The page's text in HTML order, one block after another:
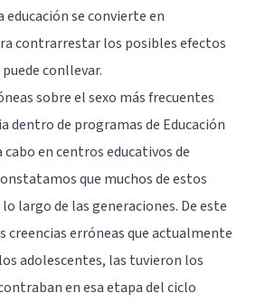
educación se convierte en
contrarrestar los posibles efectos
conllevar.
sobre el sexo más frecuentes
dentro de programas de Educación
cabo en centros educativos de
que muchos de estos
largo de las generaciones. De este
creencias erróneas que actualmente
adolescentes, las tuvieron los
en esa etapa del ciclo